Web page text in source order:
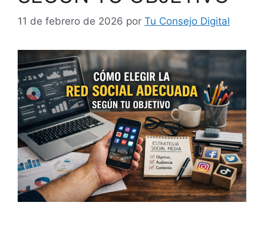
11 de febrero de 2026 por Tu Consejo Digital